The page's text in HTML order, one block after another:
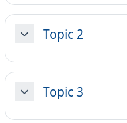
MinimizzaTopic 2
MinimizzaTopic 3